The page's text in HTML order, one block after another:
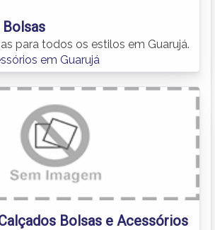
Bolsas
para todos os estilos em Guarujá.
em Guarujá
Bolsas e Acessórios